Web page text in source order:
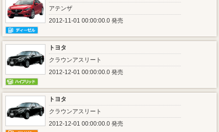
アテンザ
2012-11-01 00:00:00.0 発売
トヨタ
クラウンアスリート
2012-12-01 00:00:00.0 発売
トヨタ
クラウンアスリート
2012-12-01 00:00:00.0 発売